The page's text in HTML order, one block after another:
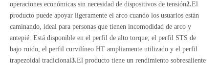
operaciones económicas sin necesidad de dispositivos de tensión2.El
producto puede apoyar ligeramente el arco cuando los usuarios están
caminando, ideal para personas que tienen incomodidad de arco y
antepié. Está disponible en el perfil de alto torque, el perfil STS de
bajo ruido, el perfil curvilíneo HT ampliamente utilizado y el perfil
trapezoidal tradicional3.El producto tiene un rendimiento sobresaliente